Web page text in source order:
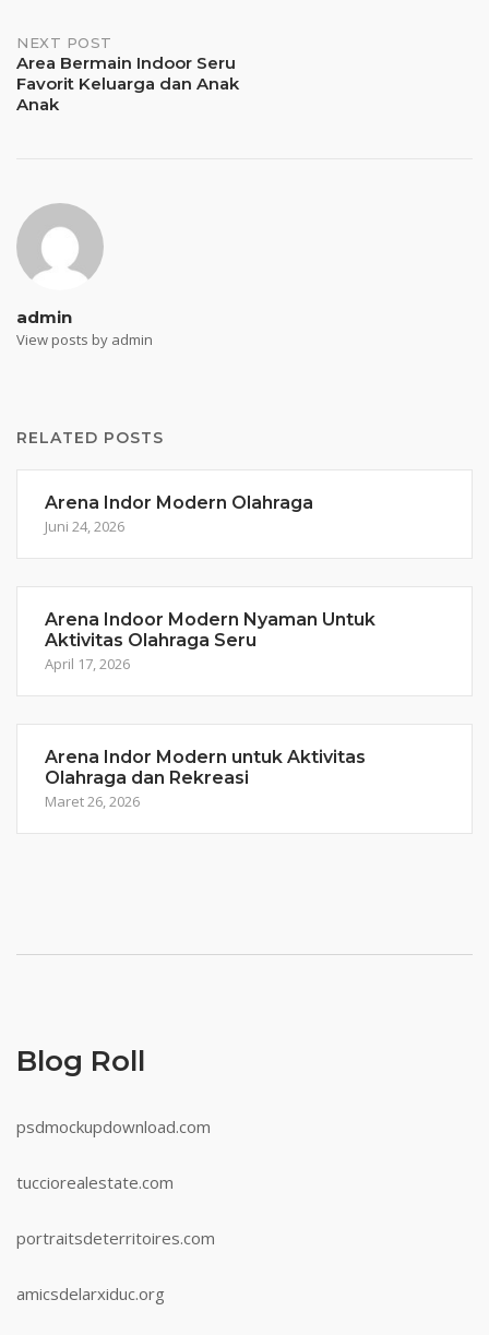
NEXT POST
Area Bermain Indoor Seru
Favorit Keluarga dan Anak
Anak
admin
View posts by admin
RELATED POSTS
Arena Indor Modern Olahraga
Juni 24, 2026
Arena Indoor Modern Nyaman Untuk
Aktivitas Olahraga Seru
April 17, 2026
Arena Indor Modern untuk Aktivitas
Olahraga dan Rekreasi
Maret 26, 2026
Blog Roll
psdmockupdownload.com
tucciorealestate.com
portraitsdeterritoires.com
amicsdelarxiduc.org